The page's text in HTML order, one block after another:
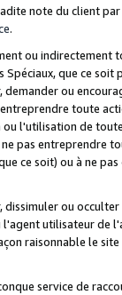
note du client
.
ou
Spéciaux, que ce
ou
toute
l'utilisation de
pas entreprendre
ce soit) ou à ne
dissimuler ou
l'agent utilisateur
raisonnable le
service de